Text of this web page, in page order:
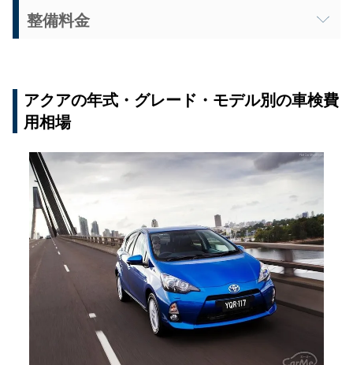
アクアの場合、他の車種と比較して特に高額ではあ
場や ディーラーの設備や技術力によって異なり、ま
た地域差もあります。
さらに、通常の点検や検査のほかにハイブリッドシ
ステムの診断が含まれる場合もあるため、それによ
って料金が変動することもあります。
保険料は軽自動車よりもやや高めに設定されていま
すが、他の普通車と同程度です。
保険料は政府によって統一されているため、どの整
備工場や
ディーラー
で車検を受けても同じ料金にな
ります。アクアは、2年間で17,650円となります。
め、重量税も低めです。ハイブリッド車はエコカー
アクアでエコカー減税が受けられるモデルは、以下
の通りです。
エコカー減税が受けられるモデル
Z
Z（E-Four）
G（E-Four）
印紙代は車検を受ける際に必要な法定費用の一部
印紙代は、車検をどこで受けるかによって多少の差
自動車や普通自動車ともに一定の料金が設定されて
いますが、
ユーザー車検
あります。
アクアの車検でかかる印紙代は、1,600円〜2,300円
整備料金
パッドやオイル交換、ワイパーゴムの交換やバッテ
リー交換などが含まれます。これらの整備に必要な
パーツや工賃によって料金が変動します。
特に、アクアはハイブリッド バッテリーを搭載して
いるため、バッテリーの状態によっては交換が必要
になる場合があります。ハイブリッド車特有の部品
は高価なことが多く、交換が必要な場合は通常の車
よりも整備費用が高くなる可能性があることを覚え
ておきましょう。
アクアの年式・グレード・モデル別の車検費
用相場